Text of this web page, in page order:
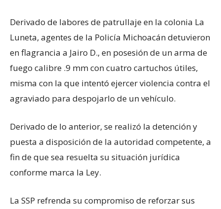
Derivado de labores de patrullaje en la colonia La
Luneta, agentes de la Policía Michoacán detuvieron
en flagrancia a Jairo D., en posesión de un arma de
fuego calibre .9 mm con cuatro cartuchos útiles,
misma con la que intentó ejercer violencia contra el
agraviado para despojarlo de un vehículo.
Derivado de lo anterior, se realizó la detención y
puesta a disposición de la autoridad competente, a
fin de que sea resuelta su situación jurídica
conforme marca la Ley.
La SSP refrenda su compromiso de reforzar sus